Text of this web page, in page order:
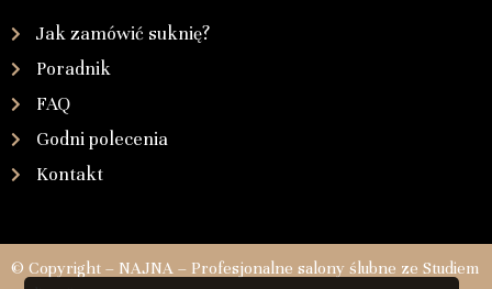
Jak zamówić suknię?
Poradnik
FAQ
Godni polecenia
Kontakt
© Copyright – NAJNA – Profesjonalne salony ślubne ze Studiem